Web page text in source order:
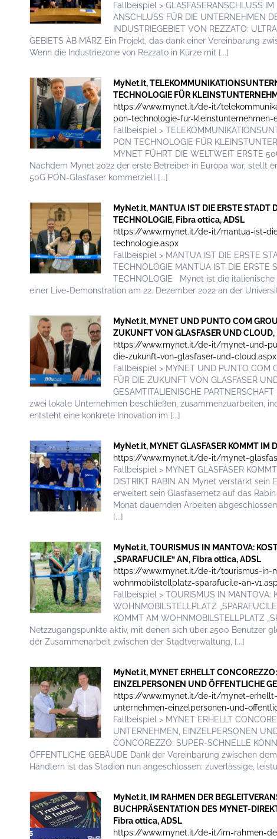
Fallbeispiel > GLASFASERANSCHLUSS
ANSCHLUSS FÜR DIE UNTERNEHMEN
INDUSTRIEGEBIET VON REZZATO:
GEBIETS AB MÄRZ Ein Projekt, das dank einer Vereinbarung
Wenn die Industriezone von Rezzato in Kürze mit [...]
MyNet.it,
TECHNOLOGIE FÜR
https://www.mynet.it/de-it/
pon-technologie-fur-kleinstunternehmen-
Fallbeispiel >
PON TECHNOLOGIE FÜR
MYNET FÜHRT DIE WELTWEIT ERSTE
Nachdem Mynet 2022 der erste Betreiber in Europa war, stellt
50G PON-Glasfaser kommerziell [...]
MyNet.it, MANTUA IST DIE ERSTE STADT
TECHNOLOGIE, Fibra ottica, ADSL
https://www.mynet.it/de-it/mantua-ist-
technologie.aspx
Fallbeispiel > MANTUA IST DIE ERSTE
TECHNOLOGIE MANTUA IST DIE ERSTE
TECHNOLOGIE Mynet ist die
einer Live-Demonstration am 22. Dezember 2022 an der
MyNet.it, MYNET UND PUNTO COM
ZUKUNFT VON GLASFASER UND
https://www.mynet.it/de-it/mynet-und-
die-zukunft-von-glasfaser-und-cloud.aspx
Fallbeispiel > MYNET UND PUNTO COM
FÜR DIE ZUKUNFT VON GLASFASER
GESAMTITALIENISCHE
zwei lokale Unternehmen beschließen, zusammenzuarbeiten,
entsteht eine konkrete Innovation im [...]
MyNet.it, MYNET GLASFASER KOMMT
https://www.mynet.it/de-it/mynet-
Fallbeispiel > MYNET GLASFASER
DISTRIKT RABIN AN Mynet verstärkt
erweitert sein Glasfasernetz auf das
Monat dauernden Arbeiten
[...]
MyNet.it, TOURISMUS IN MANTOVA:
„SPARAFUCILE“ AN, Fibra ottica, ADSL
https://www.mynet.it/de-it/tourismus-in-
wohnmobilstellplatz-sparafucile-an-
Fallbeispiel > TOURISMUS IN MANTOVA:
WOHNMOBILSTELLPLATZ
KOMMT AM WOHNMOBILSTELLPLATZ
Netzzugangspunkte aktiv, mit denen sich über 2500 Benutzer
der Zusammenarbeit zwischen der Stadtverwaltung, [...]
MyNet.it, MYNET ERHELLT
EINZELPERSONEN UND ÖFFENTLICHE
https://www.mynet.it/de-it/mynet-
unternehmen-einzelpersonen-und-
Fallbeispiel > MYNET ERHELLT
UNTERNEHMEN, EINZELPERSONEN
CONCOREZZO: SUPER-SCHNELLE
ÖFFENTLICHE GEBÄUDE Dank der Vereinbarung zwischen
Händlern ist das Stadion nun angeschlossen: zuverlässige,
MyNet.it, IM RAHMEN DER
BUCHPRÄSENTATION DES MYNET-
Fibra ottica, ADSL
https://www.mynet.it/de-it/im-rahmen-